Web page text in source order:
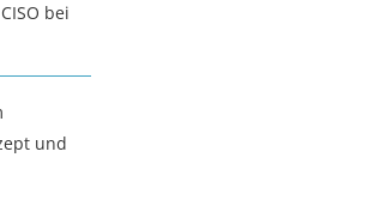
bei
und